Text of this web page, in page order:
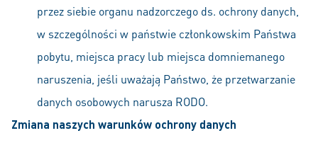
przez siebie organu nadzorczego ds. ochrony danych,
w szczególności w państwie członkowskim Państwa
pobytu, miejsca pracy lub miejsca domniemanego
naruszenia, jeśli uważają Państwo, że przetwarzanie
danych osobowych narusza RODO.
Zmiana naszych warunków ochrony danych